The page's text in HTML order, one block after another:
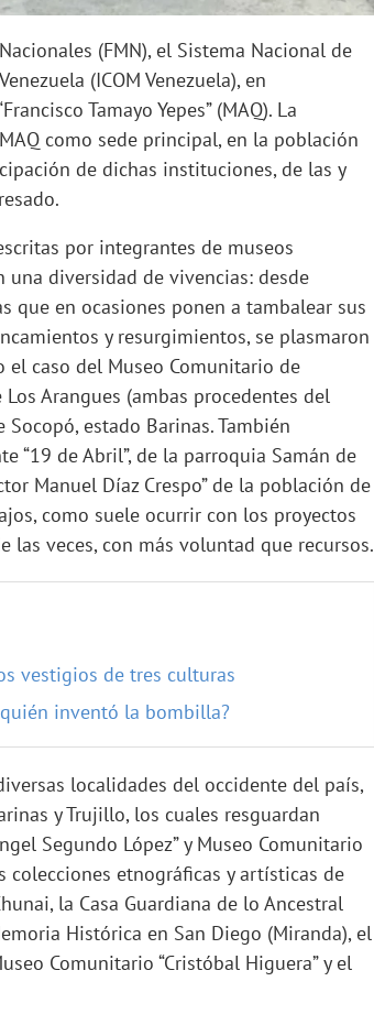
(FMN), el Sistema Nacional de
(ICOM Venezuela), en
Tamayo Yepes” (MAQ). La
como sede principal, en la población
de dichas instituciones, de las y
por integrantes de museos
diversidad de vivencias: desde
que en ocasiones ponen a tambalear sus
y resurgimientos, se plasmaron
el caso del Museo Comunitario de
Arangues (ambas procedentes del
Socopó, estado Barinas. También
“19 de Abril”, de la parroquia Samán de
Manuel Díaz Crespo” de la población de
como suele ocurrir con los proyectos
las veces, con más voluntad que recursos.
vestigios de tres culturas
inventó la bombilla?
localidades del occidente del país,
y Trujillo, los cuales resguardan
Segundo López” y Museo Comunitario
colecciones etnográficas y artísticas de
la Casa Guardiana de lo Ancestral
Histórica en San Diego (Miranda), el
Comunitario “Cristóbal Higuera” y el